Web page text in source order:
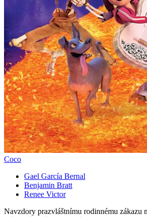
Coco
Gael García Bernal
Benjamin Bratt
Renee Victor
Navzdory prazvláštnímu rodinnému zákazu